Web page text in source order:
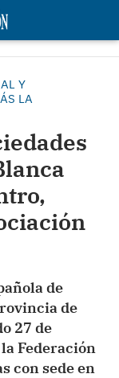
Y
LA
de
de
27 de
Federación
con sede en